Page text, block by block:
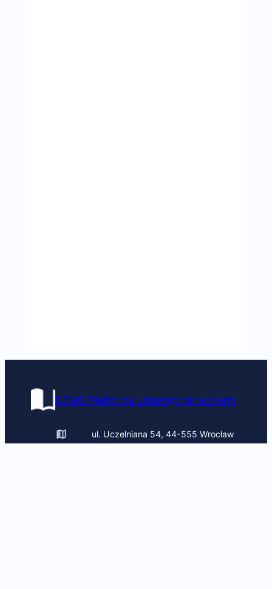
DEMO Platforma Udostępniania Norm
ul. Uczelniana 54, 44-555 Wrocław